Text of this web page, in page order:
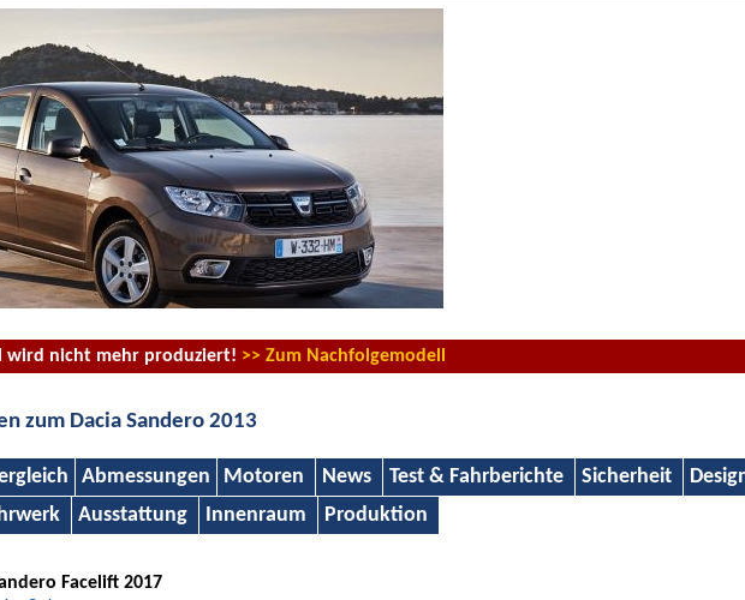
wird nicht mehr produziert! >> Zum Nachfolgemodell
zum Dacia Sandero 2013
Abmessungen Motoren News Test & Fahrberichte Sicherheit
Ausstattung Innenraum Produktion
Facelift 2017